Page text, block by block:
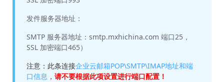
发件服务器地址：
SMTP 服务器地址：smtp.mxhichina.com 端口25，
SSL 加密端口465）
注意：此条连接企业云邮箱POP\SMTP\IMAP地址和端
口信息 ，请不要根据此项设置进行端口配置！